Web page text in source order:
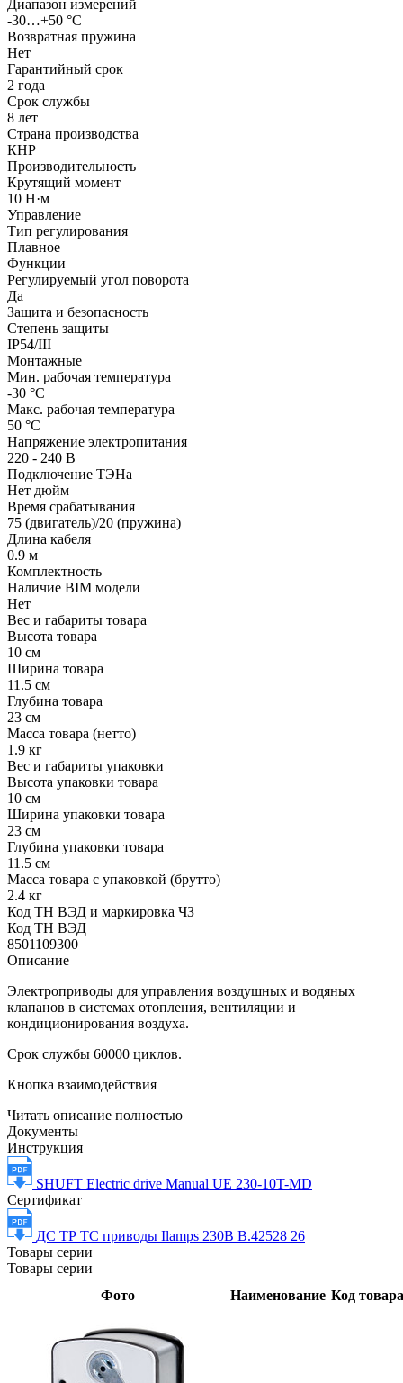
Диапазон измерений
-30…+50 °С
Возвратная пружина
Нет
Гарантийный срок
2 года
Срок службы
8 лет
Страна производства
КНР
Производительность
Крутящий момент
10 Н·м
Управление
Тип регулирования
Плавное
Функции
Регулируемый угол поворота
Да
Защита и безопасность
Степень защиты
IP54/III
Монтажные
Мин. рабочая температура
-30 °С
Макс. рабочая температура
50 °С
Напряжение электропитания
220 - 240 В
Подключение ТЭНа
Нет дюйм
Время срабатывания
75 (двигатель)/20 (пружина)
Длина кабеля
0.9 м
Комплектность
Наличие BIM модели
Нет
Вес и габариты товара
Высота товара
10 см
Ширина товара
11.5 см
Глубина товара
23 см
Масса товара (нетто)
1.9 кг
Вес и габариты упаковки
Высота упаковки товара
10 см
Ширина упаковки товара
23 см
Глубина упаковки товара
11.5 см
Масса товара с упаковкой (брутто)
2.4 кг
Код ТН ВЭД и маркировка ЧЗ
Код ТН ВЭД
8501109300
Описание
Электроприводы для управления воздушных и водяных
клапанов в системах отопления, вентиляции и
кондиционирования воздуха.
Срок службы 60000 циклов.
Кнопка взаимодействия
Читать описание полностью
Документы
Инструкция
SHUFT Electric drive Manual UE 230-10T-MD
Сертификат
ДС ТР ТС приводы Ilamps 230В В.42528 26
Товары серии
Товары серии
Фото
Наименование Код товара